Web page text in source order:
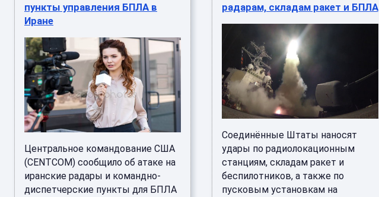
пункты управления БПЛА в
Иране
Центральное командование США
(CENTCOM) сообщило об атаке на
иранские радары и командно-
диспетчерские пункты для БПЛА
радарам, складам ракет и БПЛА
Соединённые Штаты наносят
удары по радиолокационным
станциям, складам ракет и
беспилотников, а также по
пусковым установкам на